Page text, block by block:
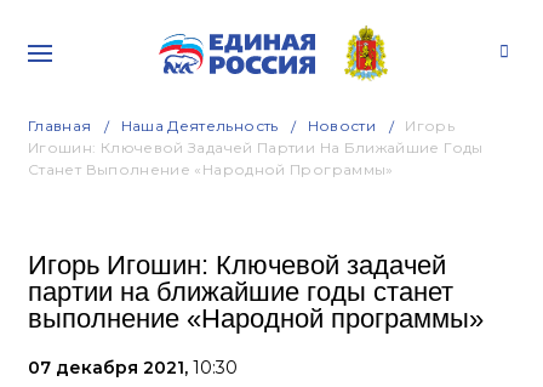
Главная Наша Деятельность Новости
Игорь
Игошин: Ключевой Задачей Партии На Ближайшие Годы
Станет Выполнение «Народной Программы»
Игорь Игошин: Ключевой задачей
партии на ближайшие годы станет
выполнение «Народной программы»
07 декабря 2021, 10:30